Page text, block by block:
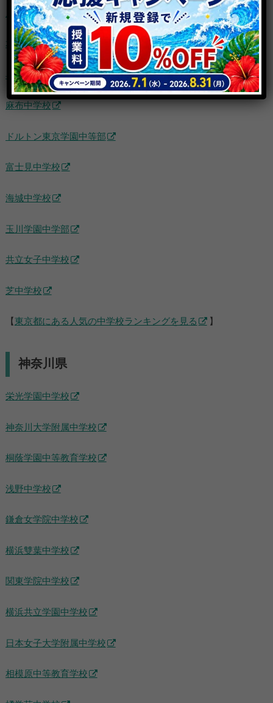
成立学園中学校
本郷中学校
早稲田中学校
麻布中学校
ドルトン東京学園中等部
富士見中学校
海城中学校
玉川学園中学部
共立女子中学校
芝中学校
【 東京都にある人気の中学校ランキングを見る 】
神奈川県
栄光学園中学校
神奈川大学附属中学校
桐蔭学園中等教育学校
浅野中学校
鎌倉女学院中学校
横浜雙葉中学校
関東学院中学校
横浜共立学園中学校
日本女子大学附属中学校
相模原中等教育学校